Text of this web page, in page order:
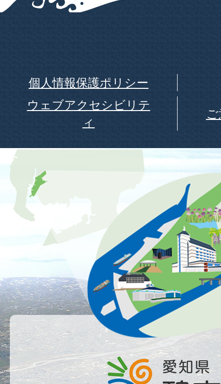
個人情報保護ポリシー
ウェブアクセシビリテ
ィ